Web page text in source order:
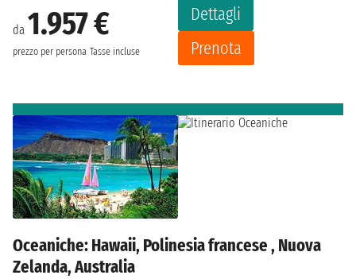
da 1.957 €
prezzo per persona Tasse incluse
Dettagli
Prenota
Oceaniche: Hawaii, Polinesia francese , Nuova
Zelanda, Australia